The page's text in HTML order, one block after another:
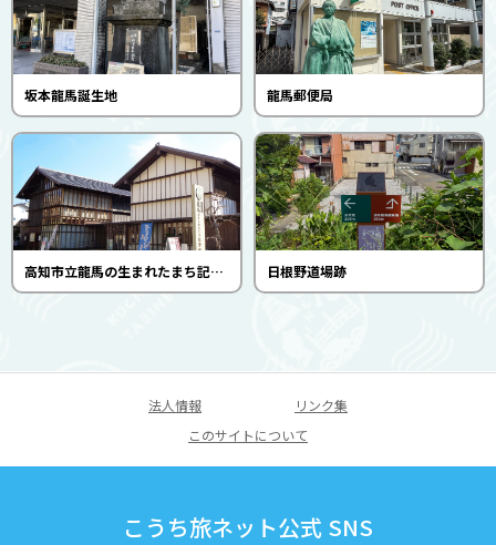
坂本龍馬誕生地 龍馬郵便局
高知市立龍馬の生まれたまち記念館 日根野道場跡
法人情報
リンク集
このサイトについて
こうち旅ネット公式 SNS